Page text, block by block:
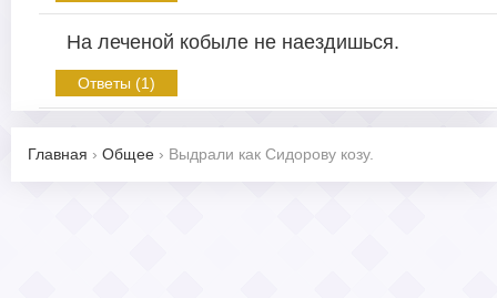
На леченой кобыле не наездишься.
Ответы (1)
Главная › Общее › Выдрали как Сидорову козу.